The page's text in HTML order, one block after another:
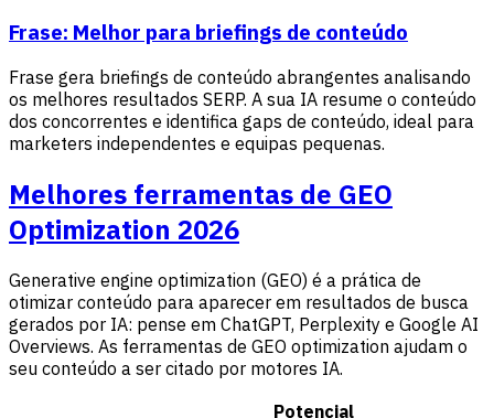
Frase: Melhor para briefings de conteúdo
Frase gera briefings de conteúdo abrangentes analisando
os melhores resultados SERP. A sua IA resume o conteúdo
dos concorrentes e identifica gaps de conteúdo, ideal para
marketers independentes e equipas pequenas.
Melhores ferramentas de GEO
Optimization 2026
Generative engine optimization (GEO) é a prática de
otimizar conteúdo para aparecer em resultados de busca
gerados por IA: pense em ChatGPT, Perplexity e Google AI
Overviews. As ferramentas de GEO optimization ajudam o
seu conteúdo a ser citado por motores IA.
Potencial